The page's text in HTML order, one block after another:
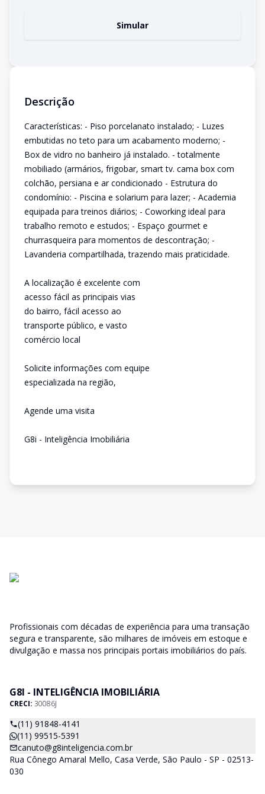
Simular
Descrição
Características: - Piso porcelanato instalado; - Luzes
embutidas no teto para um acabamento moderno; -
Box de vidro no banheiro já instalado. - totalmente
mobiliado (armários, frigobar, smart tv. cama box com
colchão, persiana e ar condicionado - Estrutura do
condomínio: - Piscina e solarium para lazer; - Academia
equipada para treinos diários; - Coworking ideal para
trabalho remoto e estudos; - Espaço gourmet e
churrasqueira para momentos de descontração; -
Lavanderia compartilhada, trazendo mais praticidade.
A localização é excelente com
acesso fácil as principais vias
do bairro, fácil acesso ao
transporte público, e vasto
comércio local
Solicite informações com equipe
especializada na região,
Agende uma visita
G8i - Inteligência Imobiliária
Profissionais com décadas de experiência para uma transação
segura e transparente, são milhares de imóveis em estoque e
divulgação e massa nos principais portais imobiliários do país.
G8I - INTELIGÊNCIA IMOBILIÁRIA
CRECI: 30086J
(11) 91848-4141
(11) 99515-5391
canuto@g8inteligencia.com.br
Rua Cônego Amaral Mello, Casa Verde, São Paulo - SP - 02513-
030